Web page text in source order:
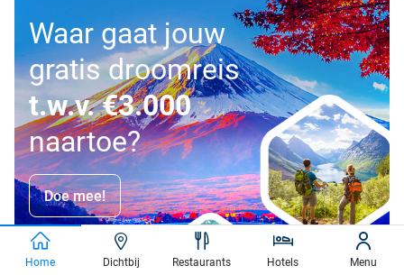
Waar gaat jouw
gratis droomreis
t.w.v. €3.000
naartoe?
Doe mee!
Home Dichtbij Restaurants Hotels Menu